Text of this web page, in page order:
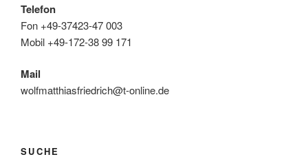
Telefon
Fon +49-37423-47 003
Mobil +49-172-38 99 171
Mail
wolfmatthiasfriedrich@t-online.de
SUCHE